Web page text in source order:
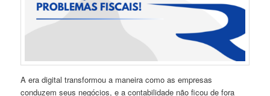
A era digital transformou a maneira como as empresas
conduzem seus negócios, e a contabilidade não ficou de fora